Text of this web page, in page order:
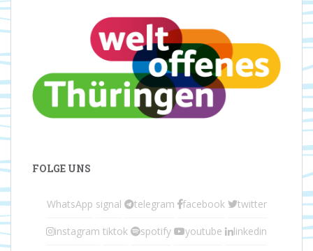
FOLGE UNS
WhatsApp signal telegram facebook twitter
instagram tiktok spotify youtube linkedin